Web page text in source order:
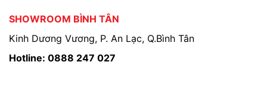
SHOWROOM BÌNH TÂN
Kinh Dương Vương, P. An Lạc, Q.Bình Tân
Hotline: 0888 247 027